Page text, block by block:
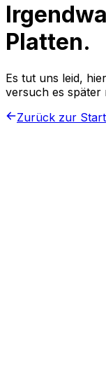
Platten.
Es tut uns leid,
versuch es später
Zurück zur